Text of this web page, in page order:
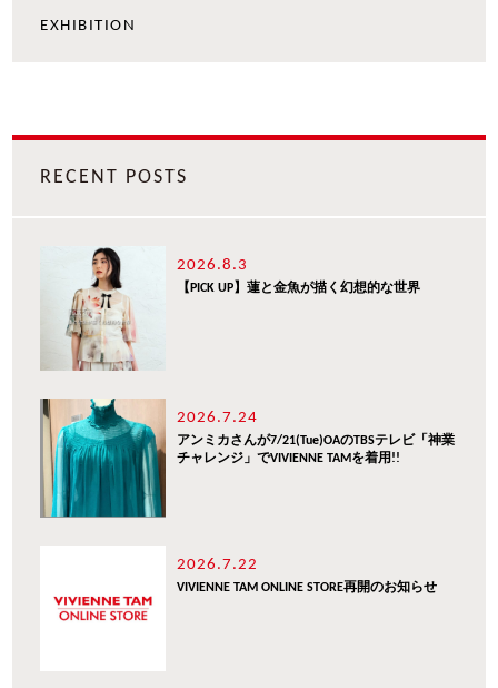
EXHIBITION
RECENT POSTS
2026.8.3
【PICK UP】蓮と金魚が描く幻想的な世界
2026.7.24
アンミカさんが7/21(Tue)OAのTBSテレビ「神業
チャレンジ」でVIVIENNE TAMを着用!!
2026.7.22
VIVIENNE TAM ONLINE STORE再開のお知らせ